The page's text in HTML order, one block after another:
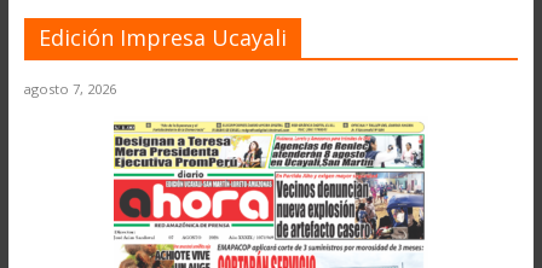
Edición Impresa Ucayali
agosto 7, 2026